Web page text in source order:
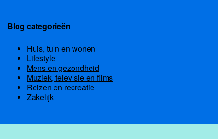
Blog categorieën
Huis, tuin en wonen
Lifestyle
Mens en gezondheid
Muziek, televisie en films
Reizen en recreatie
Zakelijk